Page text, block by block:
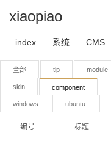
xiaopiao
index 系统 CMS
全部 tip module
skin component
windows ubuntu
编号 标题